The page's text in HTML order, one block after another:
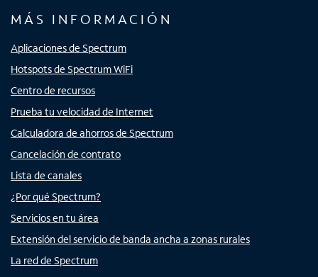
MÁS INFORMACIÓN
Aplicaciones de Spectrum
Hotspots de Spectrum WiFi
Centro de recursos
Prueba tu velocidad de Internet
Calculadora de ahorros de Spectrum
Cancelación de contrato
Lista de canales
¿Por qué Spectrum?
Servicios en tu área
Extensión del servicio de banda ancha a zonas rurales
La red de Spectrum